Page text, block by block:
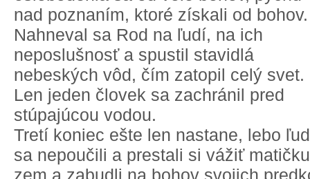
nad poznaním, ktoré získali od bohov.
Nahneval sa Rod na ľudí, na ich
neposlušnosť a spustil stavidlá
nebeských vôd, čím zatopil celý svet.
Len jeden človek sa zachránil pred
stúpajúcou vodou.
Tretí koniec ešte len nastane, lebo
sa nepoučili a prestali si vážiť matičku
zem a zabudli na bohov svojich